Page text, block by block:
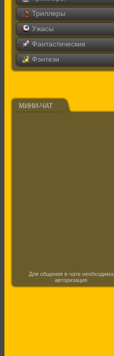
Триллеры
Ужасы
Фантастические
Фэнтези
МИНИ-ЧАТ
Для общения в чате необходима
авторизация